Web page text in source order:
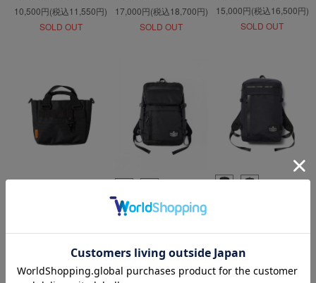
10,500円(税込11,550円)
SOLD OUT
17,000円(税込18,700円)
SOLD OUT
15,000円(税込16,500円)
SOLD OUT
SOLD OUT
RECTANGLE 3
20,000円(税込22,000円)
SOLD OUT
SOLD OUT